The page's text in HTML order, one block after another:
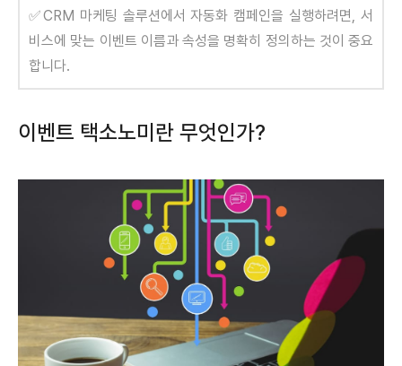
✅CRM 마케팅 솔루션에서 자동화 캠페인을 실행하려면, 서
비스에 맞는 이벤트 이름과 속성을 명확히 정의하는 것이 중요
합니다.
이벤트 택소노미란 무엇인가?